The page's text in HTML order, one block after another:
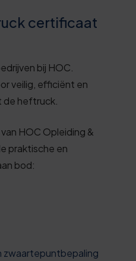
certificaat
bij HOC.
veilig, efficiënt en
heftruck.
HOC Opleiding &
praktische en
bod:
zwaartepuntbepaling